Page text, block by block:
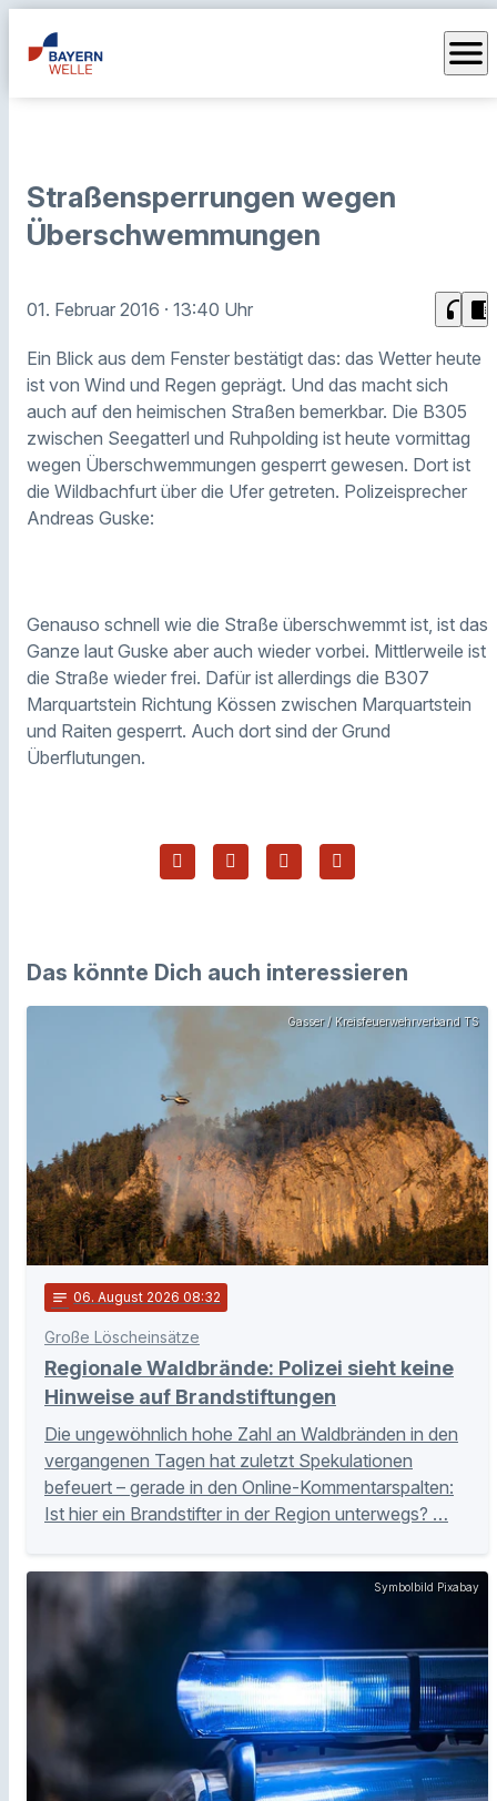
menu
Straßensperrungen wegen
Überschwemmungen
01. Februar 2016 · 13:40 Uhr headphones chrome_reader_mode
Ein Blick aus dem Fenster bestätigt das: das Wetter heute
ist von Wind und Regen geprägt. Und das macht sich
auch auf den heimischen Straßen bemerkbar. Die B305
zwischen Seegatterl und Ruhpolding ist heute vormittag
wegen Überschwemmungen gesperrt gewesen. Dort ist
die Wildbachfurt über die Ufer getreten. Polizeisprecher
Andreas Guske:
Genauso schnell wie die Straße überschwemmt ist, ist das
Ganze laut Guske aber auch wieder vorbei. Mittlerweile ist
die Straße wieder frei. Dafür ist allerdings die B307
Marquartstein Richtung Kössen zwischen Marquartstein
und Raiten gesperrt. Auch dort sind der Grund
Überflutungen.
Das könnte Dich auch interessieren
Gasser / Kreisfeuerwehrverband TS
notes 06. August 2026 08:32
Große Löscheinsätze
Regionale Waldbrände: Polizei sieht keine
Hinweise auf Brandstiftungen
Die ungewöhnlich hohe Zahl an Waldbränden in den
vergangenen Tagen hat zuletzt Spekulationen
befeuert – gerade in den Online-Kommentarspalten:
Ist hier ein Brandstifter in der Region unterwegs? …
Symbolbild Pixabay